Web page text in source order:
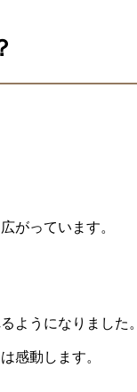
がっています。
ようになりました。
感動します。